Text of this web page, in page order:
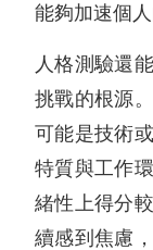
能夠加速個人
人格測驗還
挑戰的根源
可能是技術
特質與工作
緒性上得分
續感到焦慮